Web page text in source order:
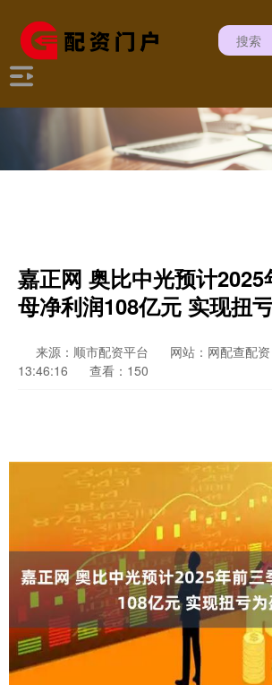
嘉正网 奥比中光预计
母净利润108亿元 实现扭
来源：顺市配资平台 网站：网配查配资
13:46:16
查看：150